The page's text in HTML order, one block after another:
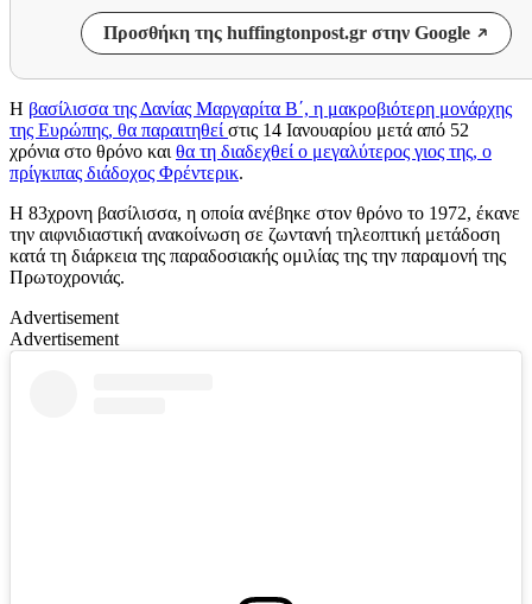
Προσθήκη της huffingtonpost.gr στην Google
Η βασίλισσα της Δανίας Μαργαρίτα Β΄, η μακροβιότερη μονάρχης
της Ευρώπης, θα παραιτηθεί στις 14 Ιανουαρίου μετά από 52
χρόνια στο θρόνο και θα τη διαδεχθεί ο μεγαλύτερος γιος της, ο
πρίγκιπας διάδοχος Φρέντερικ.
Η 83χρονη βασίλισσα, η οποία ανέβηκε στον θρόνο το 1972, έκανε
την αιφνιδιαστική ανακοίνωση σε ζωντανή τηλεοπτική μετάδοση
κατά τη διάρκεια της παραδοσιακής ομιλίας της την παραμονή της
Πρωτοχρονιάς.
Advertisement
Advertisement